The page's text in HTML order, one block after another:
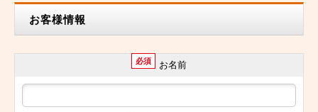
お客様情報
必須 お名前